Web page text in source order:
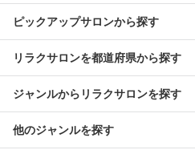
ピックアップサロンから探す
リラクサロンを都道府県から探す
ジャンルからリラクサロンを探す
他のジャンルを探す